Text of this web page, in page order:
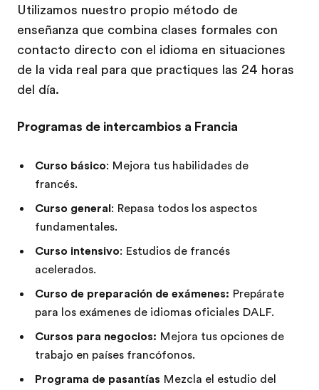
Utilizamos nuestro propio método de
enseñanza que combina clases formales con
contacto directo con el idioma en situaciones
de la vida real para que practiques las 24 horas
del día.
Programas de intercambios a Francia
Curso básico: Mejora tus habilidades de
francés.
Curso general: Repasa todos los aspectos
fundamentales.
Curso intensivo: Estudios de francés
acelerados.
Curso de preparación de exámenes: Prepárate
para los exámenes de idiomas oficiales DALF.
Cursos para negocios: Mejora tus opciones de
trabajo en países francófonos.
Programa de pasantías Mezcla el estudio del